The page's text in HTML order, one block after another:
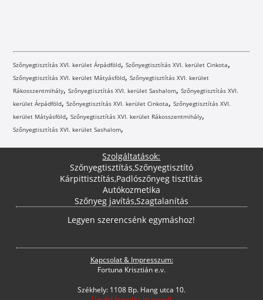
Szőnyegtisztítás XVI. kerület Árpádföld,Szőnyegtisztítás XVI. kerület Cinkota,
Szőnyegtisztítás XVI. kerület Mátyásföld,Szőnyegtisztítás XVI. kerület
Rákosszentmihály,Szőnyegtisztítás XVI. kerület Sashalom,Szőnyegtisztítás XVI.
kerület Árpádföld,Szőnyegtisztítás XVI. kerület Cinkota,Szőnyegtisztítás XVI.
kerület Mátyásföld,Szőnyegtisztítás XVI. kerület Rákosszentmihály,
Szőnyegtisztítás XVI. kerület Sashalom,
Szolgáltatások:
Szőnyegtisztítás,Szőnyegtisztító
Kárpittisztítás,Padlószőnyeg tisztítás
Autókozmetika
Szőnyeg javítás,Szagtalanítás
Legyen szerencsénk egymáshoz!
Kapcsolat & Impresszum:
Fortuna Krisztián e.v.
Székhely: 1108 Bp. Hang utca 10.